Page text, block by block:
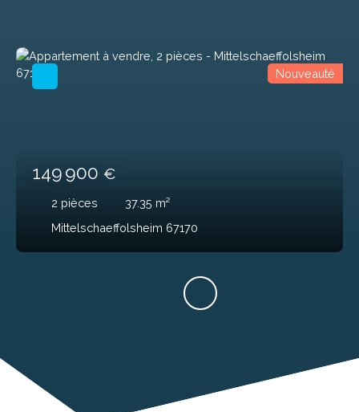
149 900 €
2 pièces 37.35 m²
Mittelschaeffolsheim 67170
Nouveauté